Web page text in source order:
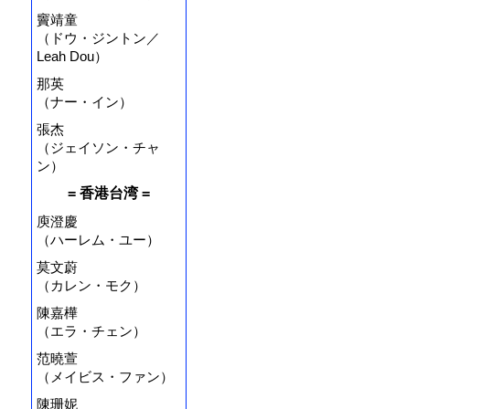
竇靖童
（ドウ・ジントン／
Leah Dou）
那英
（ナー・イン）
張杰
（ジェイソン・チャ
ン）
= 香港台湾 =
庾澄慶
（ハーレム・ユー）
莫文蔚
（カレン・モク）
陳嘉樺
（エラ・チェン）
范曉萱
（メイビス・ファン）
陳珊妮